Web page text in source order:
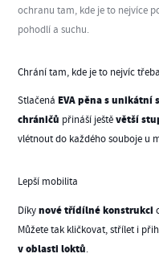
ochranu tam, kde je to nejvíce
pohodlí a suchu.
Chrání tam, kde je to nejvíc třeba
Stlačená EVA pěna s unikátní
chráničů přináší ještěvětší
vlétnout do každého souboje u
Lepší mobilita
Díkynové třídílné konstrukci
Můžete tak kličkovat, střílet i
v oblasti loktů.